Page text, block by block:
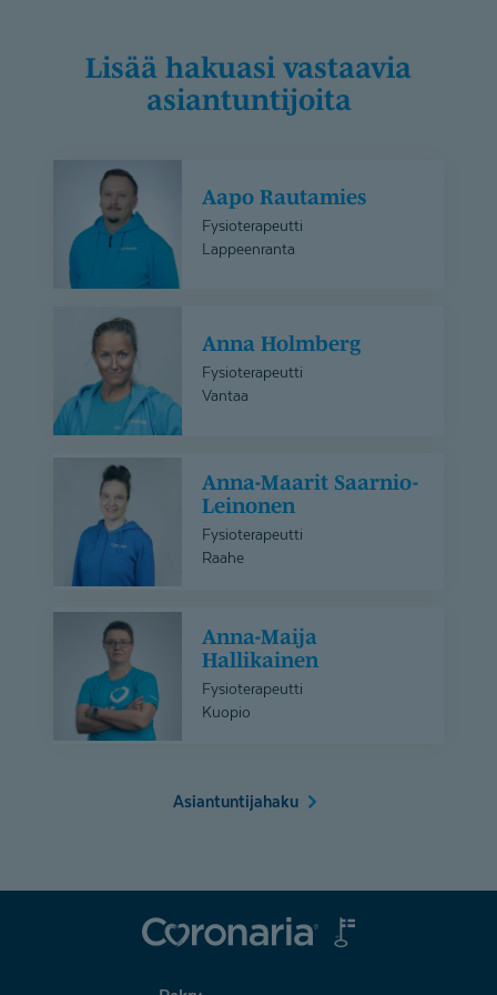
Lisää hakuasi vastaavia
asiantuntijoita
Rautamies
Aapo Rautamies
Fysioterapeutti
Lappeenranta
Holmberg
Anna Holmberg
Fysioterapeutti
Vantaa
Saarnio-
Leinonen
Anna-Maarit Saarnio-
Leinonen
Fysioterapeutti
Raahe
Anna-
Hallikainen
Anna-Maija
Hallikainen
Fysioterapeutti
Kuopio
Asiantuntijahaku
Coronaria